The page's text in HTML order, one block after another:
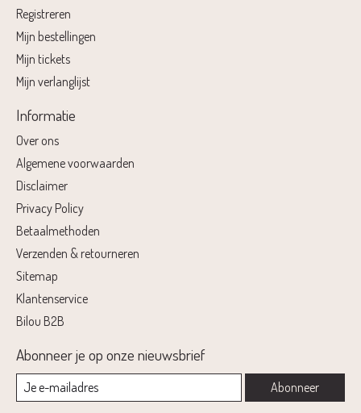
Registreren
Mijn bestellingen
Mijn tickets
Mijn verlanglijst
Informatie
Over ons
Algemene voorwaarden
Disclaimer
Privacy Policy
Betaalmethoden
Verzenden & retourneren
Sitemap
Klantenservice
Bilou B2B
Abonneer je op onze nieuwsbrief
Abonneer